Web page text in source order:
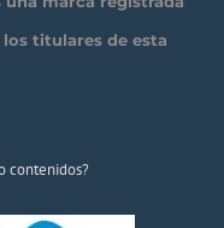
titulares de esta
contenidos?